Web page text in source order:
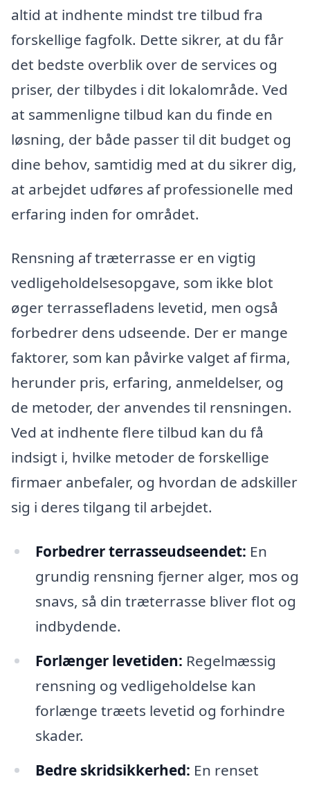
altid at indhente mindst tre tilbud fra
forskellige fagfolk. Dette sikrer, at du får
det bedste overblik over de services og
priser, der tilbydes i dit lokalområde. Ved
at sammenligne tilbud kan du finde en
løsning, der både passer til dit budget og
dine behov, samtidig med at du sikrer dig,
at arbejdet udføres af professionelle med
erfaring inden for området.
Rensning af træterrasse er en vigtig
vedligeholdelsesopgave, som ikke blot
øger terrassefladens levetid, men også
forbedrer dens udseende. Der er mange
faktorer, som kan påvirke valget af firma,
herunder pris, erfaring, anmeldelser, og
de metoder, der anvendes til rensningen.
Ved at indhente flere tilbud kan du få
indsigt i, hvilke metoder de forskellige
firmaer anbefaler, og hvordan de adskiller
sig i deres tilgang til arbejdet.
Forbedrer terrasseudseendet: En
grundig rensning fjerner alger, mos og
snavs, så din træterrasse bliver flot og
indbydende.
Forlænger levetiden: Regelmæssig
rensning og vedligeholdelse kan
forlænge træets levetid og forhindre
skader.
Bedre skridsikkerhed: En renset